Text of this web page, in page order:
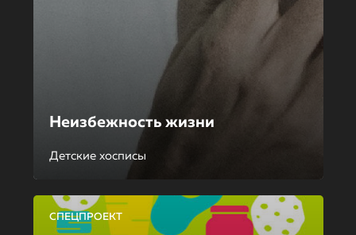
Неизбежность жизни
Детские хосписы
СПЕЦПРОЕКТ